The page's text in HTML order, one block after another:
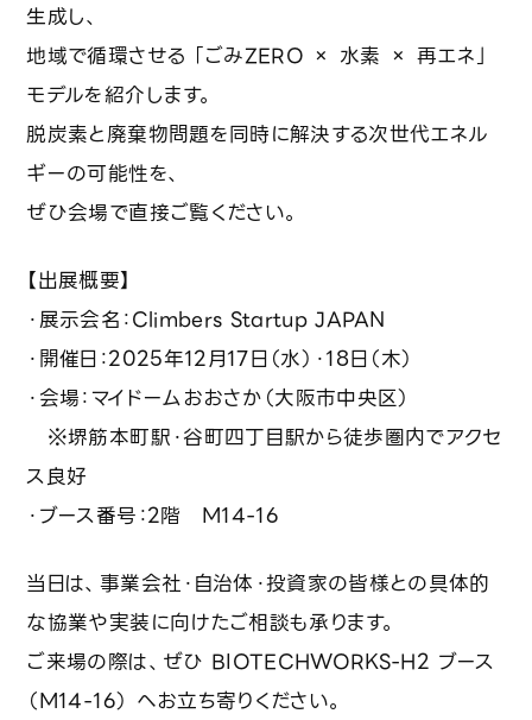
ニュース
資料請求
お問い合わせ
利用規約 プライバシーポリシー
生成し、
地域で循環させる 「ごみZERO × 水素 × 再エネ」
モデルを紹介します。
脱炭素と廃棄物問題を同時に解決する次世代エネル
ギーの可能性を、
ぜひ会場で直接ご覧ください。
【出展概要】
・展示会名：Climbers Startup JAPAN
・開催日：2025年12月17日（水）・18日（木）
・会場：マイドームおおさか（大阪市中央区）
※堺筋本町駅・谷町四丁目駅から徒歩圏内でアクセ
ス良好
・ブース番号：2階 M14-16
当日は、事業会社・自治体・投資家の皆様との具体的
な協業や実装に向けたご相談も承ります。
ご来場の際は、ぜひ BIOTECHWORKS-H2 ブース
（M14-16） へお立ち寄りください。